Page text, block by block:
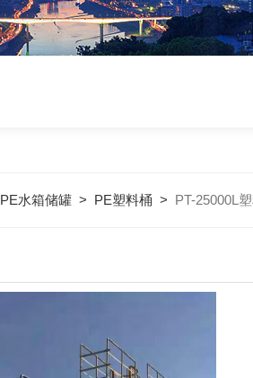
PE水箱储罐> PE塑料桶 > PT-25000L